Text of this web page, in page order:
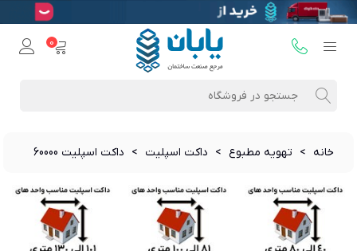
0
خانه > تهویه مطبوع > داکت اسپلیت > داکت اسپلیت 60000